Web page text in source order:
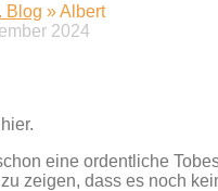
Blog »Albert
2024
eine ordentliche
zeigen, dass es noch